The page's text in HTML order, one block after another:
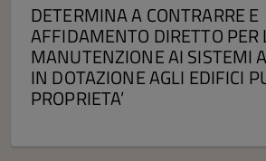
DETERMINA A CONTRARRE E
AFFIDAMENTO DIRETTO PER
MANUTENZIONE AI SISTEMI
IN DOTAZIONE AGLI EDIFICI
PROPRIETA’